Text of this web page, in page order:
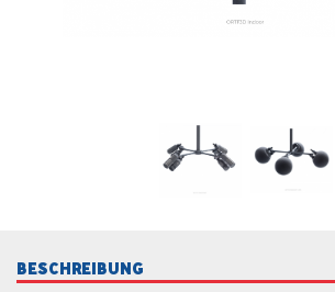
BESCHREIBUNG